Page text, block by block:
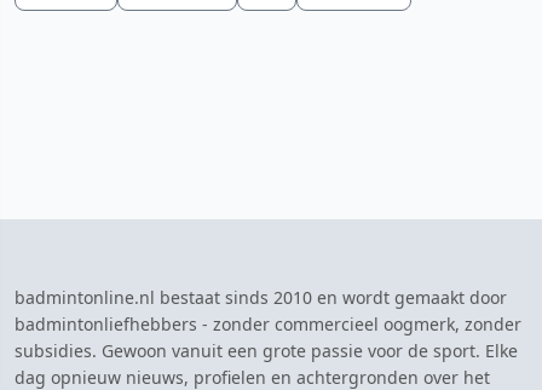
badmintonline.nl bestaat sinds 2010 en wordt gemaakt door
badmintonliefhebbers - zonder commercieel oogmerk, zonder
subsidies. Gewoon vanuit een grote passie voor de sport. Elke
dag opnieuw nieuws, profielen en achtergronden over het